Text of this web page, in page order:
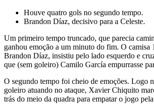
Houve quatro gols no segundo tempo.
Brandon Díaz, decisivo para a Celeste.
Um primeiro tempo truncado, que parecia
ganhou emoção a um minuto do fim. O camisa
Brandon Díaz, insistiu pelo lado esquerdo e
que (sem goleiro) Camilo García empurrasse
O segundo tempo foi cheio de emoções. Logo
goleiro atuando no ataque, Xavier Chiquito
trás do meio da quadra para empatar o jogo